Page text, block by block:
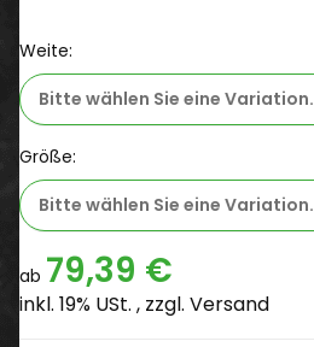
Weite:
Bitte wählen Sie eine Variation.
Größe:
Bitte wählen Sie eine Variation.
ab 79,39 €
inkl. 19% USt. , zzgl. Versand